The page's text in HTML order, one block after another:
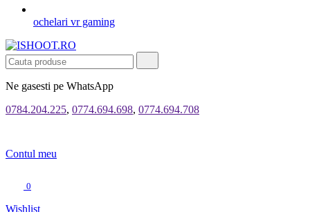
ochelari vr gaming
Ne gasesti pe WhatsApp
0784.204.225, 0774.694.698, 0774.694.708
Contul meu
0
Wishlist